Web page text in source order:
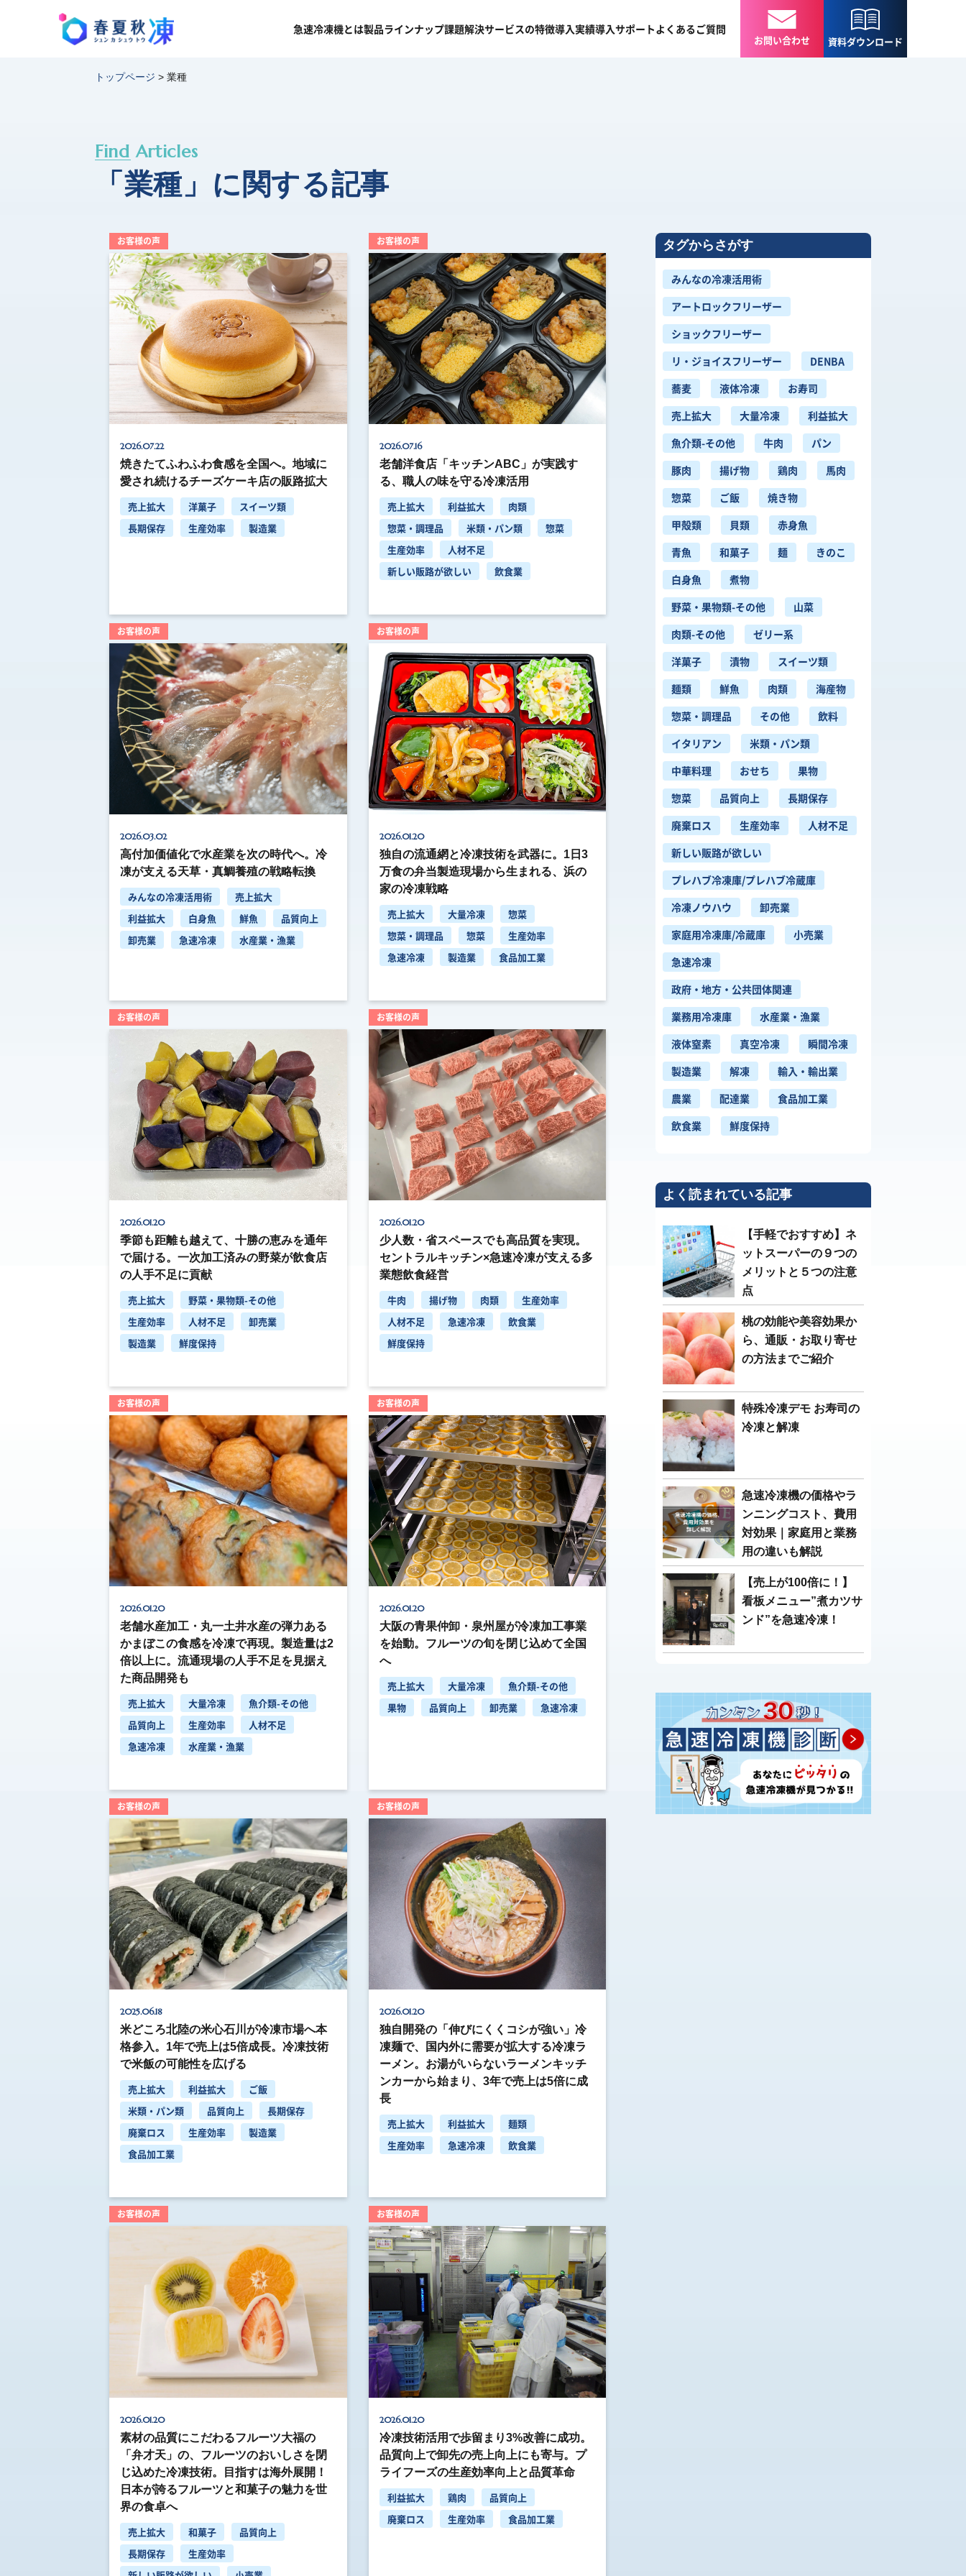
急速冷凍機とは製品ラインナップ課題解決サービスの特徴導入実績導入サポートよくあるご質問
お問い合わせ 資料ダウンロード
トップページ > 業種
Find Articles
「業種」に関する記事
お客様の声
2026.07.22
焼きたてふわふわ食感を全国へ。地域に
愛され続けるチーズケーキ店の販路拡大
売上拡大 洋菓子
スイーツ類
長期保存
生産効率 製造業
お客様の声
2026.07.16
老舗洋食店「キッチンABC」が実践す
る、職人の味を守る冷凍活用
売上拡大 利益拡大
肉類
惣菜・調理品
米類・パン類
惣菜
生産効率
人材不足
新しい販路が欲しい
飲食業
お客様の声
2026.03.02
高付加価値化で水産業を次の時代へ。冷
凍が支える天草・真鯛養殖の戦略転換
みんなの冷凍活用術
売上拡大
利益拡大
白身魚 鮮魚
品質向上
卸売業
急速冷凍 水産業・漁業
お客様の声
2026.01.20
独自の流通網と冷凍技術を武器に。1日3
万食の弁当製造現場から生まれる、浜の
家の冷凍戦略
売上拡大 大量冷凍
惣菜
惣菜・調理品
惣菜
生産効率
急速冷凍
製造業 食品加工業
お客様の声
2026.01.20
季節も距離も越えて、十勝の恵みを通年
で届ける。一次加工済みの野菜が飲食店
の人手不足に貢献
売上拡大
野菜・果物類-その他
生産効率
人材不足
卸売業
製造業
鮮度保持
お客様の声
2026.01.20
少人数・省スペースでも高品質を実現。
セントラルキッチン×急速冷凍が支える多
業態飲食経営
牛肉 揚げ物 肉類
生産効率
人材不足
急速冷凍
飲食業
鮮度保持
お客様の声
2026.01.20
老舗水産加工・丸一土井水産の弾力ある
かまぼこの食感を冷凍で再現。製造量は2
倍以上に。流通現場の人手不足を見据え
た商品開発も
売上拡大 大量冷凍
魚介類-その他
品質向上
生産効率
人材不足
急速冷凍
水産業・漁業
お客様の声
2026.01.20
大阪の青果仲卸・泉州屋が冷凍加工事業
を始動。フルーツの旬を閉じ込めて全国
へ
売上拡大 大量冷凍
魚介類-その他
果物
品質向上 卸売業 急速冷凍
お客様の声
2025.06.18
米どころ北陸の米心石川が冷凍市場へ本
格参入。1年で売上は5倍成長。冷凍技術
で米飯の可能性を広げる
売上拡大 利益拡大
ご飯
米類・パン類
品質向上
長期保存
廃棄ロス
生産効率
製造業
食品加工業
お客様の声
2026.01.20
独自開発の「伸びにくくコシが強い」冷
凍麺で、国内外に需要が拡大する冷凍ラ
ーメン。お湯がいらないラーメンキッチ
ンカーから始まり、3年で売上は5倍に成
長
売上拡大 利益拡大
麺類
生産効率
急速冷凍 飲食業
お客様の声
2026.01.20
素材の品質にこだわるフルーツ大福の
「弁才天」の、フルーツのおいしさを閉
じ込めた冷凍技術。目指すは海外展開！
日本が誇るフルーツと和菓子の魅力を世
界の食卓へ
売上拡大 和菓子
品質向上
長期保存
生産効率
お客様の声
2026.01.20
冷凍技術活用で歩留まり3%改善に成功。
品質向上で卸先の売上向上にも寄与。プ
ライフーズの生産効率向上と品質革命
利益拡大 鶏肉
品質向上
廃棄ロス
生産効率 食品加工業
タグからさがす
みんなの冷凍活用術
アートロックフリーザー
ショックフリーザー
リ・ジョイスフリーザー
DENBA
蕎麦
液体冷凍
お寿司
売上拡大
大量冷凍
利益拡大
魚介類-その他
牛肉
パン
豚肉
揚げ物 鶏肉
馬肉
惣菜
ご飯
焼き物
甲殻類
貝類
赤身魚
青魚
和菓子 麺
きのこ
白身魚
煮物
野菜・果物類-その他
山菜
肉類-その他
ゼリー系
洋菓子
漬物
スイーツ類
麺類
鮮魚 肉類
海産物
惣菜・調理品
その他
飲料
イタリアン
米類・パン類
中華料理
おせち
果物
惣菜
品質向上
長期保存
廃棄ロス
生産効率
人材不足
新しい販路が欲しい
プレハブ冷凍庫/プレハブ冷蔵庫
冷凍ノウハウ
卸売業
家庭用冷凍庫/冷蔵庫
小売業
急速冷凍
政府・地方・公共団体関連
業務用冷凍庫
水産業・漁業
液体窒素
真空冷凍
瞬間冷凍
製造業
解凍
輸入・輸出業
農業
配達業
食品加工業
飲食業
鮮度保持
よく読まれている記事
【手軽でおすすめ】ネ
ットスーパーの９つの
メリットと５つの注意
点
桃の効能や美容効果か
ら、通販・お取り寄せ
の方法までご紹介
特殊冷凍デモ お寿司の
冷凍と解凍
急速冷凍機の価格やラ
ンニングコスト、費用
対効果｜家庭用と業務
用の違いも解説
【売上が100倍に！】
看板メニュー”煮カツサ
ンド”を急速冷凍！